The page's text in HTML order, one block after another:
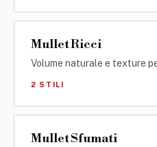
Mullet Ricci
Volume naturale e texture
2 STILI
Mullet Sfumati